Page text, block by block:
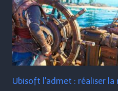
Ubisoft l'admet : réaliser la